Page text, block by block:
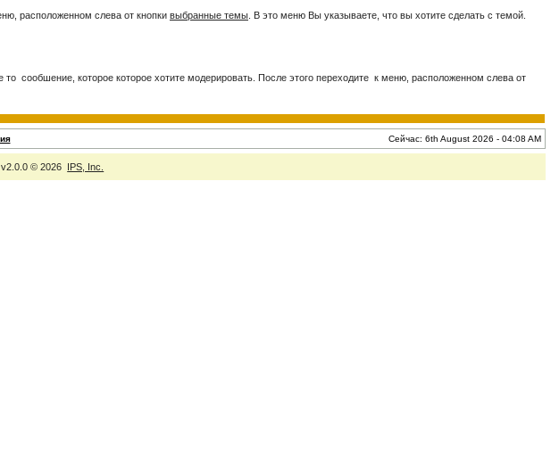
расположенном слева от кнопки выбранные темы . В это меню Вы указываете, что вы хотите сделать с темой.
сообшение, которое которое хотите модерировать. После этого переходите к меню, расположенном слева от
Сейчас: 6th August 2026 - 04:08 AM
© 2026 IPS, Inc.